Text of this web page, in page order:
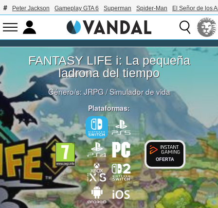
Peter Jackson Gameplay GTA 6 Superman Spider-Man El Señor de los
FANTASY LIFE i: La pequeña
ladrona del tiempo
Género/s:JRPG/Simulador de vida
Plataformas:
OFERTA